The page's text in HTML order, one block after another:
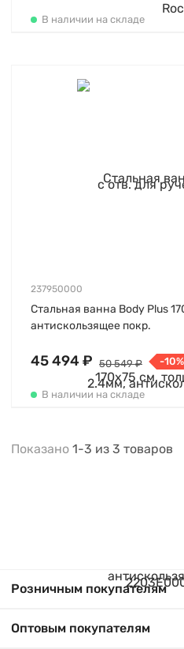
В наличии на складе
237950000
Стальная ванна Body Plus
антискользящее покр.
45 494 ₽ 50 549 ₽ -10%
В наличии на складе
Показано 1-3 из 3 товаров
Розничным покупателям
Оптовым покупателям